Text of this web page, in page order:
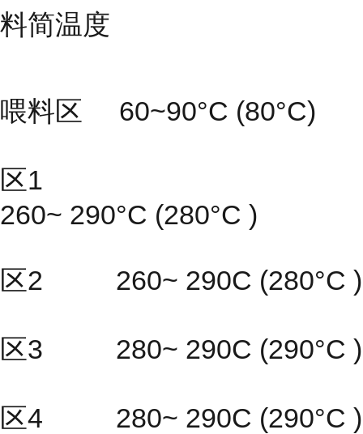
料简温度
喂料区 60~90°C (80°C)
区1
260~ 290°C (280°C )
区2 260~ 290C (280°C )
区3 280~ 290C (290°C )
区4 280~ 290C (290°C )